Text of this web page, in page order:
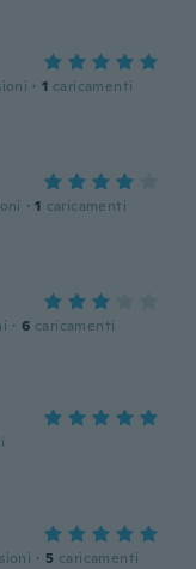
· 1 caricamenti
· 1 caricamenti
· 6 caricamenti
· 5 caricamenti